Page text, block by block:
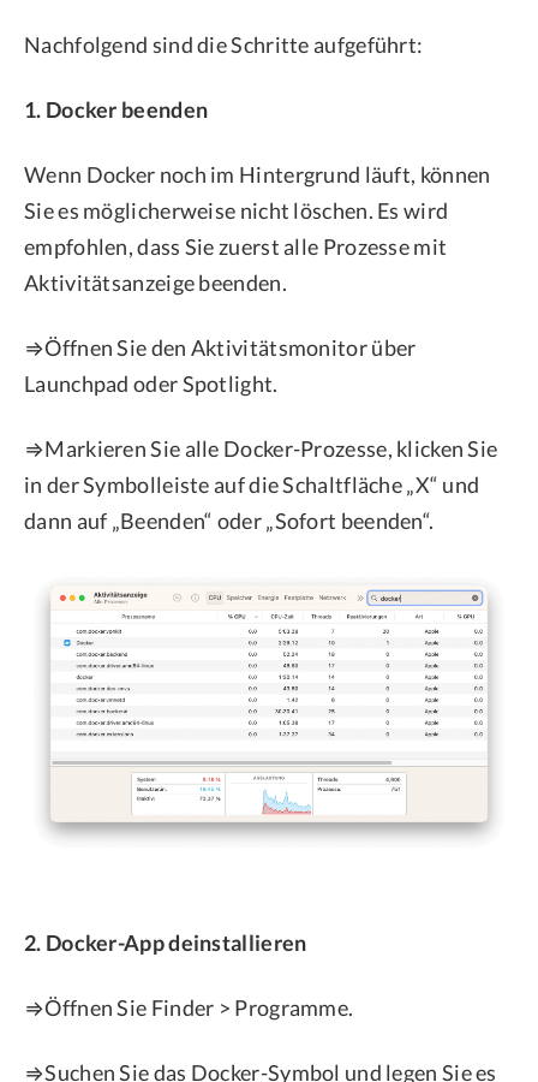
Nachfolgend sind die Schritte aufgeführt:
1. Docker beenden
Wenn Docker noch im Hintergrund läuft, können
Sie es möglicherweise nicht löschen. Es wird
empfohlen, dass Sie zuerst alle Prozesse mit
Aktivitätsanzeige beenden.
⇒Öffnen Sie den Aktivitätsmonitor über
Launchpad oder Spotlight.
⇒Markieren Sie alle Docker-Prozesse, klicken Sie
in der Symbolleiste auf die Schaltfläche „X“ und
dann auf „Beenden“ oder „Sofort beenden“.
2. Docker-App deinstallieren
⇒Öffnen Sie Finder > Programme.
⇒Suchen Sie das Docker-Symbol und legen Sie es